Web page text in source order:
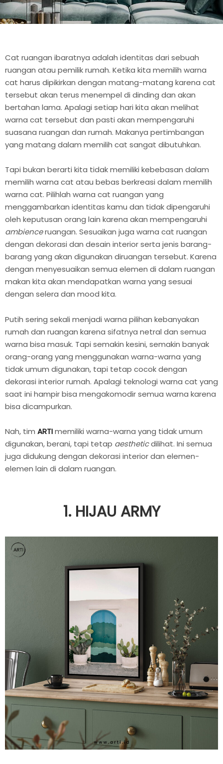
Cat ruangan ibaratnya adalah identitas dari sebuah
ruangan atau pemilik rumah. Ketika kita memilih warna
cat harus dipikirkan dengan matang-matang karena cat
tersebut akan terus menempel di dinding dan akan
bertahan lama. Apalagi setiap hari kita akan melihat
warna cat tersebut dan pasti akan mempengaruhi
suasana ruangan dan rumah. Makanya pertimbangan
yang matang dalam memilih cat sangat dibutuhkan.
Tapi bukan berarti kita tidak memiliki kebebasan dalam
memilih warna cat atau bebas berkreasi dalam memilih
warna cat. Pilihlah warna cat ruangan yang
menggambarkan identitas kamu dan tidak dipengaruhi
oleh keputusan orang lain karena akan mempengaruhi
ambienceruangan. Sesuaikan juga warna cat ruangan
dengan dekorasi dan desain interior serta jenis barang-
barang yang akan digunakan diruangan tersebut. Karena
dengan menyesuaikan semua elemen di dalam ruangan
makan kita akan mendapatkan warna yang sesuai
dengan selera dan mood kita.
Putih sering sekali menjadi warna pilihan kebanyakan
rumah dan ruangan karena sifatnya netral dan semua
warna bisa masuk. Tapi semakin kesini, semakin banyak
orang-orang yang menggunakan warna-warna yang
tidak umum digunakan, tapi tetap cocok dengan
dekorasi interior rumah. Apalagi teknologi warna cat yang
saat ini hampir bisa mengakomodir semua warna karena
bisa dicampurkan.
Nah, tim ARTImemiliki warna-warna yang tidak umum
digunakan, berani, tapi tetap aestheticdilihat. Ini semua
juga didukung dengan dekorasi interior dan elemen-
elemen lain di dalam ruangan.
1. HIJAU ARMY